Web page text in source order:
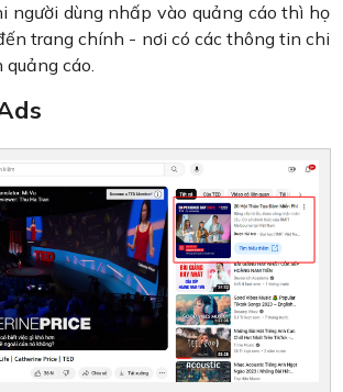
người dùng nhấp vào quảng cáo thì họ
trang chính - nơi có các thông tin chi
cáo.